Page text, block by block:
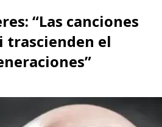
“Las canciones
trascienden el